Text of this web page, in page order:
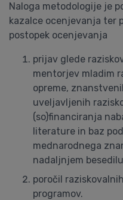
Naloga metodologije je
kazalce ocenjevanja ter
postopek ocenjevanja
prijav glede
mentorjev mladim
opreme,
uveljavljenih
(so)financiranja
literature in baz
mednarodnega
nadaljnjem
poročil
programov.